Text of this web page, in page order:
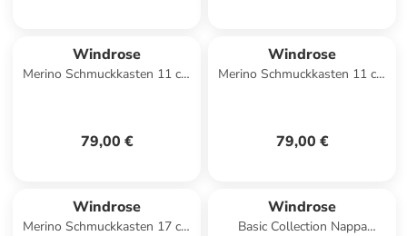
Windrose
Merino Schmuckkasten 11 cm
79,00 €
Windrose
Merino Schmuckkasten 11 cm
79,00 €
Windrose
Merino Schmuckkasten 17 cm
Windrose
Basic Collection Nappa